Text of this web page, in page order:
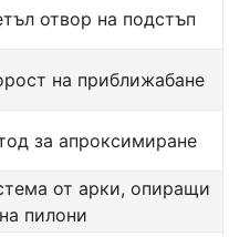
отвор на подстъп
на приближабане
за апроксимиране
от арки, опиращи
пилони